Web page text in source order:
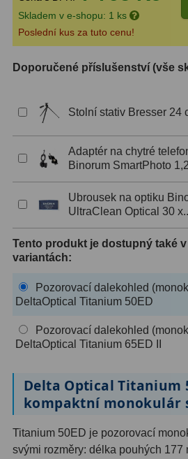
ZOOM12
Ostatní30
Měsíční a Polarizační 23
Sluneční 42
Širokopásmové13
OIII9
SII2
Planetární
Barevné 66
Skladem v e-shopu: 1 ks
Poslední kus za tuto cenu!
Doporučené příslušenství (vše
Stolní stativ Bresser 24
Adaptér na chytré
Binorum SmartPhoto
Ubrousek na optiku
UltraClean Optical 30
Tento produkt je dostupný také
variantách:
Pozorovací dalekohled
DeltaOptical Titanium 50ED
Pozorovací dalekohled
DeltaOptical Titanium 65ED II
Delta Optical Titanium
kompaktní monokulár
Titanium 50ED je pozorovací
svými rozměry: délka pouhých 177